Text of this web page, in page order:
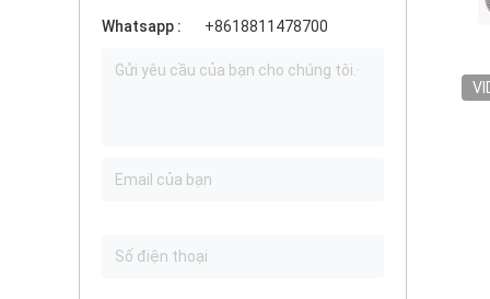
Whatsapp : +8618811478700